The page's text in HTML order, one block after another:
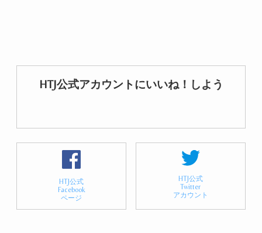
HTJ公式アカウントにいいね！しよう
HTJ公式
Facebook
ページ
HTJ公式
Twitter
アカウント